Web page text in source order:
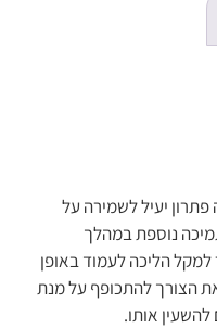
יעיל לשמירה על
נוספת במהלך
הליכה לעמוד באופן
הצורך להתכופף על מנת
אותו.